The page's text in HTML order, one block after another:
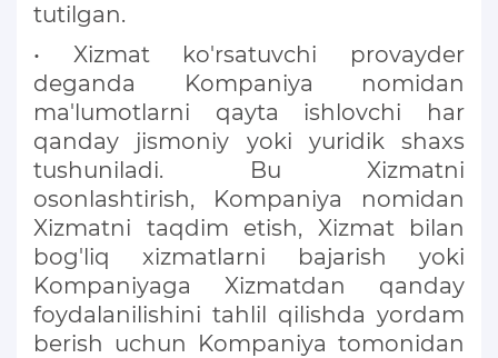
tutilgan.
• Xizmat ko'rsatuvchi provayder
deganda Kompaniya nomidan
ma'lumotlarni qayta ishlovchi har
qanday jismoniy yoki yuridik shaxs
tushuniladi. Bu Xizmatni
osonlashtirish, Kompaniya nomidan
Xizmatni taqdim etish, Xizmat bilan
bog'liq xizmatlarni bajarish yoki
Kompaniyaga Xizmatdan qanday
foydalanilishini tahlil qilishda yordam
berish uchun Kompaniya tomonidan